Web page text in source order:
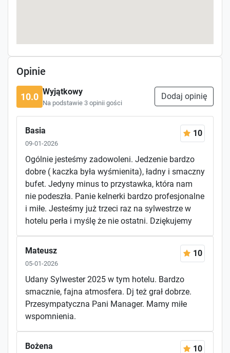
Opinie
10.0 Wyjątkowy
Na podstawie 3 opinii gości
Dodaj opinię
Basia
09-01-2026
10
Ogólnie jesteśmy zadowoleni. Jedzenie bardzo
dobre ( kaczka była wyśmienita), ładny i smaczny
bufet. Jedyny minus to przystawka, która nam
nie podeszła. Panie kelnerki bardzo profesjonalne
i miłe. Jesteśmy już trzeci raz na sylwestrze w
hotelu perła i myślę że nie ostatni. Dziękujemy
Mateusz
05-01-2026
10
Udany Sylwester 2025 w tym hotelu. Bardzo
smacznie, fajna atmosfera. Dj też grał dobrze.
Przesympatyczna Pani Manager. Mamy miłe
wspomnienia.
Bożena 10